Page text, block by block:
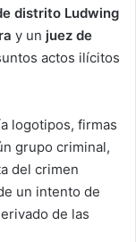
distrito Ludwing
y un juez de
actos ilícitos
logotipos, firmas
grupo criminal,
del crimen
un intento de
de las